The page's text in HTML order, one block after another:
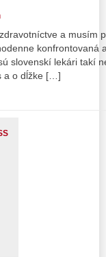
a musím
konfrontovaná
slovenskí lekári takí
a o dĺžke […]